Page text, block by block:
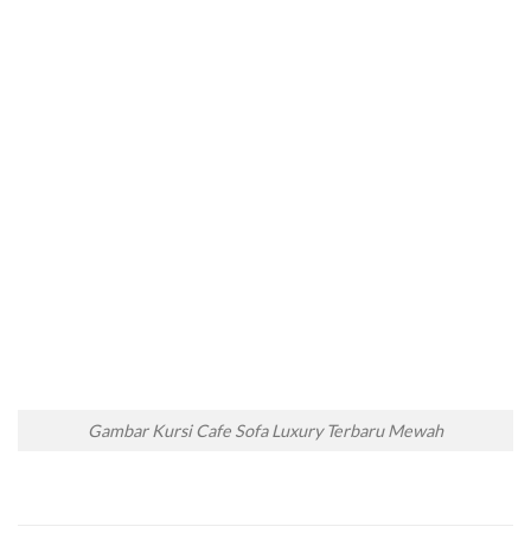
Gambar Kursi Cafe Sofa Luxury Terbaru Mewah